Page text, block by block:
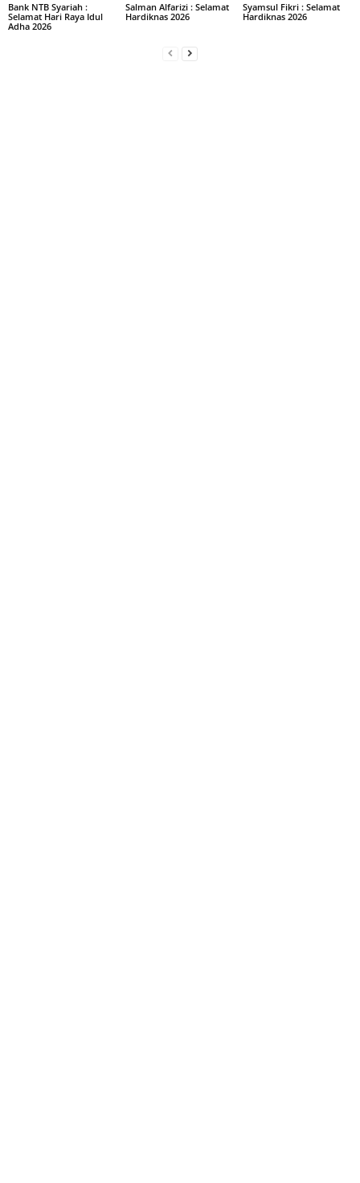
Bank NTB Syariah :
Selamat Hari Raya Idul
Adha 2026
Salman Alfarizi : Selamat
Hardiknas 2026
Syamsul Fikri : Selamat
Hardiknas 2026